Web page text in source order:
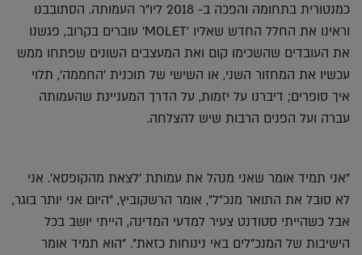
כמנטורית בתחומה והפכה ב- 2018 ליו"ר העמותה. הסתובבנו
וראינו את החלל החדש שאליו 'MOLET' עוברים בקרוב, פגשנו
את העובדים שהשכימו קום ואת המעצבים השונים שפתחו ממש
עכשיו את המחזור השני, או השישי של תוכנית 'החממה', תלוי
איך סופרים; דיברנו על יזמות, על הדרך המעניינת שהעמותה
עברה ועל הפנים הרבות שיש להצלחה.
"אני תמיד אומר שאני מנהל את עמותת 'לצאת מהקופסא'. אני
לא סובל את התואר מנכ"ל", אומר הרשקוביץ, "היום אני יותר בוגר,
אבל כשהייתי סטודנט צעיר למדעי המדינה, הייתי יושב בכל
הישיבות של המנכ"לים באי נינוחות כזאת". "הוא תמיד אומר